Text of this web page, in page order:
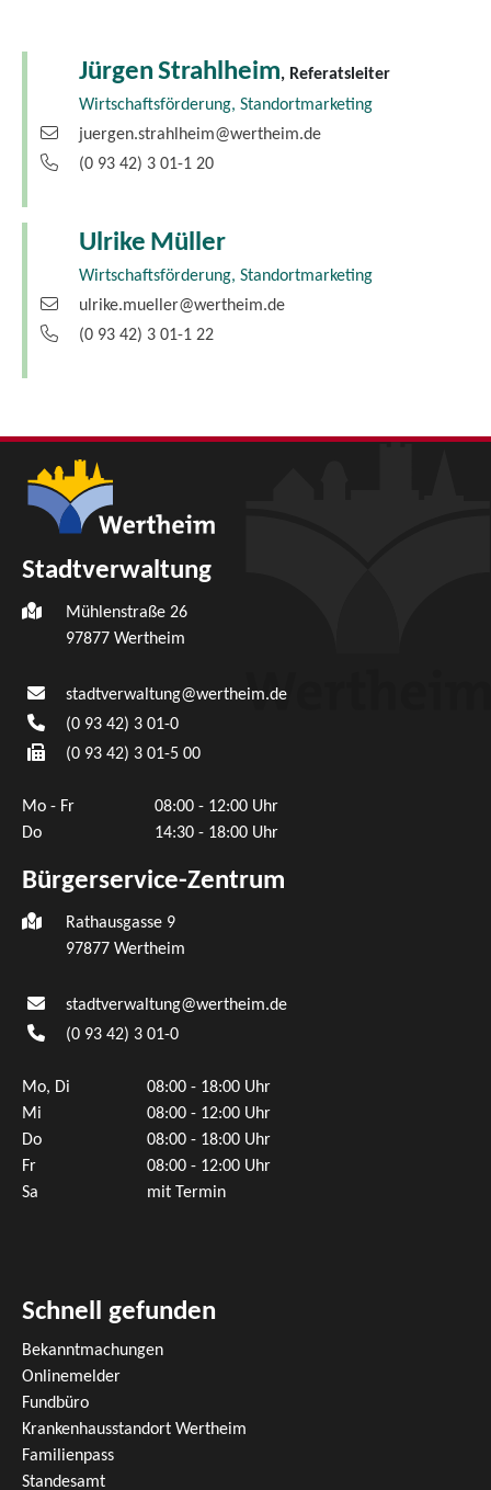
JürgenStrahlheim, Referatsleiter
Wirtschaftsförderung, Standortmarketing
juergen.strahlheim@wertheim.de
(0 93 42) 3 01-1 20
Ulrike Müller
Wirtschaftsförderung, Standortmarketing
ulrike.mueller@wertheim.de
(0 93 42) 3 01-1 22
Stadtverwaltung
Mühlenstraße 26
97877 Wertheim
stadtverwaltung@wertheim.de
(0 93 42) 3 01-0
(0 93 42) 3 01-5 00
Mo - Fr
08:00 - 12:00 Uhr
Do
14:30 - 18:00 Uhr
Bürgerservice-Zentrum
Rathausgasse 9
97877 Wertheim
stadtverwaltung@wertheim.de
(0 93 42) 3 01-0
Mo, Di
08:00 - 18:00 Uhr
Mi
08:00 - 12:00 Uhr
Do
08:00 - 18:00 Uhr
Fr
08:00 - 12:00 Uhr
Sa
mit Termin
Schnell gefunden
Bekanntmachungen
Onlinemelder
Fundbüro
Krankenhausstandort Wertheim
Familienpass
Standesamt